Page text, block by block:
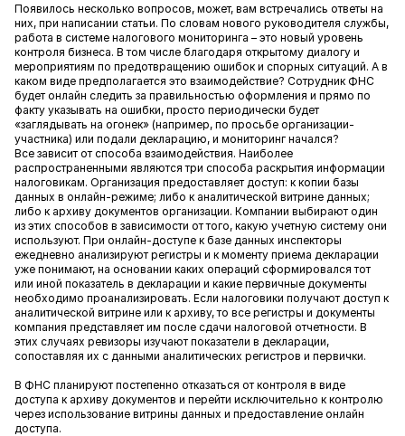
Появилось несколько вопросов, может, вам встречались ответы на
них, при написании статьи. По словам нового руководителя службы,
работа в системе налогового мониторинга – это новый уровень
контроля бизнеса. В том числе благодаря открытому диалогу и
мероприятиям по предотвращению ошибок и спорных ситуаций. А в
каком виде предполагается это взаимодействие? Сотрудник ФНС
будет онлайн следить за правильностью оформления и прямо по
факту указывать на ошибки, просто периодически будет
«заглядывать на огонек» (например, по просьбе организации-
участника) или подали декларацию, и мониторинг начался?
Все зависит от способа взаимодействия. Наиболее
распространенными являются три способа раскрытия информации
налоговикам. Организация предоставляет доступ: к копии базы
данных в онлайн-режиме; либо к аналитической витрине данных;
либо к архиву документов организации. Компании выбирают один
из этих способов в зависимости от того, какую учетную систему они
используют. При онлайн-доступе к базе данных инспекторы
ежедневно анализируют регистры и к моменту приема декларации
уже понимают, на основании каких операций сформировался тот
или иной показатель в декларации и какие первичные документы
необходимо проанализировать. Если налоговики получают доступ к
аналитической витрине или к архиву, то все регистры и документы
компания представляет им после сдачи налоговой отчетности. В
этих случаях ревизоры изучают показатели в декларации,
сопоставляя их с данными аналитических регистров и первички.
В ФНС планируют постепенно отказаться от контроля в виде
доступа к архиву документов и перейти исключительно к контролю
через использование витрины данных и предоставление онлайн
доступа.